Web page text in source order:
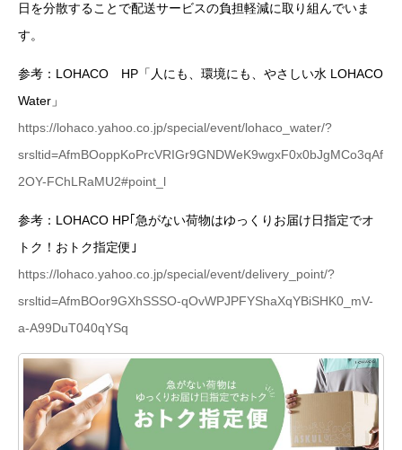
日を分散することで配送サービスの負担軽減に取り組んでいま
す。
参考：LOHACO HP「人にも、環境にも、やさしい水 LOHACO
Water」
https://lohaco.yahoo.co.jp/special/event/lohaco_water/?
srsltid=AfmBOoppKoPrcVRIGr9GNDWeK9wgxF0x0bJgMCo3qAf
2OY-FChLRaMU2#point_l
参考：LOHACO HP｢急がない荷物はゆっくりお届け日指定でオ
トク！おトク指定便｣
https://lohaco.yahoo.co.jp/special/event/delivery_point/?
srsltid=AfmBOor9GXhSSSO-qOvWPJPFYShaXqYBiSHK0_mV-
a-A99DuT040qYSq